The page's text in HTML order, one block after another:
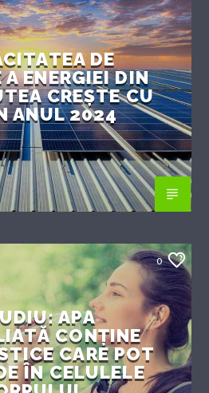
DE
A ENERGIEI DIN
CREȘTE CU
ANUL 2024
0
APA
CONȚINE
CARE POT
ÎN CELULELE